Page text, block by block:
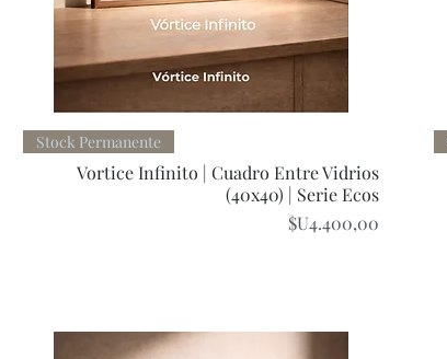
Quick View
Stock Permanente
Vortice Infinito | Cuadro Entre Vidrios
(40x40) | Serie Ecos
Price
$U4.400,00